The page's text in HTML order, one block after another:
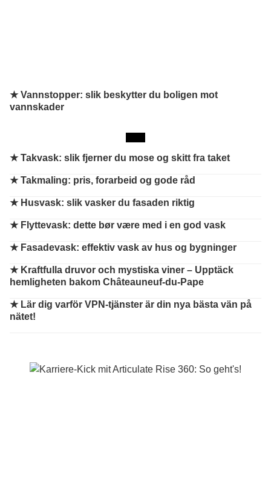
★ Vannstopper: slik beskytter du boligen mot
vannskader
★Takvask: slik fjerner du mose og skitt fra taket
★Takmaling: pris, forarbeid og gode råd
★ Husvask: slik vasker du fasaden riktig
★ Flyttevask: dette bør være med i en god vask
★ Fasadevask: effektiv vask av hus og bygninger
★ Kraftfulla druvor och mystiska viner – Upptäck
hemligheten bakom Châteauneuf-du-Pape
★ Lär dig varför VPN-tjänster är din nya bästa vän på
nätet!